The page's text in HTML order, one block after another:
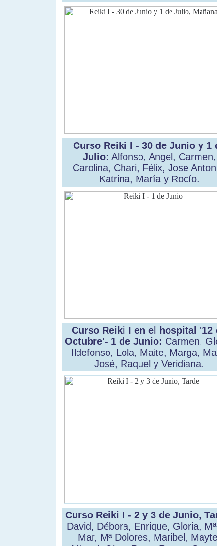
Curso Reiki I - 30 de Junio y 1
Julio: Alfonso, Angel, Carmen,
Carolina, Chari, Félix, Jose
Katrina, María y Rocío.
Curso Reiki I en el hospital '12
Octubre'- 1 de Junio: Carmen,
Ildefonso, Lola, Maite, Marga,
José, Raquel y Veridiana.
Curso Reiki I - 2 y 3 de Junio,
David, Débora, Enrique, Gloria,
Mar, Mª Dolores, Maribel,